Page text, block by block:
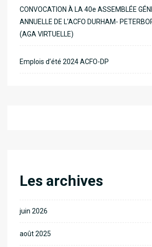
CONVOCATION À LA 40e ASSEMBLÉE
ANNUELLE DE L’ACFO DURHAM-
(AGA VIRTUELLE)
Emplois d’été 2024 ACFO-DP
Les archives
juin 2026
août 2025